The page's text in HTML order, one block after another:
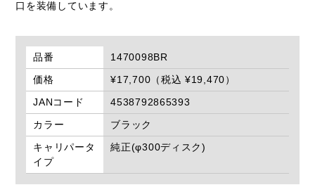
口を装備しています。
品番
1470098BR
価格
¥17,700（税込 ¥19,470）
JANコード
4538792865393
カラー
ブラック
キャリパータ
イプ
純正(φ300ディスク)